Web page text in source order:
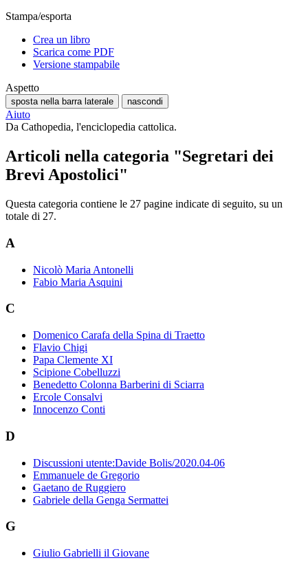
Stampa/esporta
Crea un libro
Scarica come PDF
Versione stampabile
Aspetto
sposta nella barra laterale nascondi
Aiuto
Da Cathopedia, l'enciclopedia cattolica.
Articoli nella categoria "Segretari dei
Brevi Apostolici"
Questa categoria contiene le 27 pagine indicate di seguito, su un
totale di 27.
A
Nicolò Maria Antonelli
Fabio Maria Asquini
C
Domenico Carafa della Spina di Traetto
Flavio Chigi
Papa Clemente XI
Scipione Cobelluzzi
Benedetto Colonna Barberini di Sciarra
Ercole Consalvi
Innocenzo Conti
D
Discussioni utente:Davide Bolis/2020.04-06
Emmanuele de Gregorio
Gaetano de Ruggiero
Gabriele della Genga Sermattei
G
Giulio Gabrielli il Giovane